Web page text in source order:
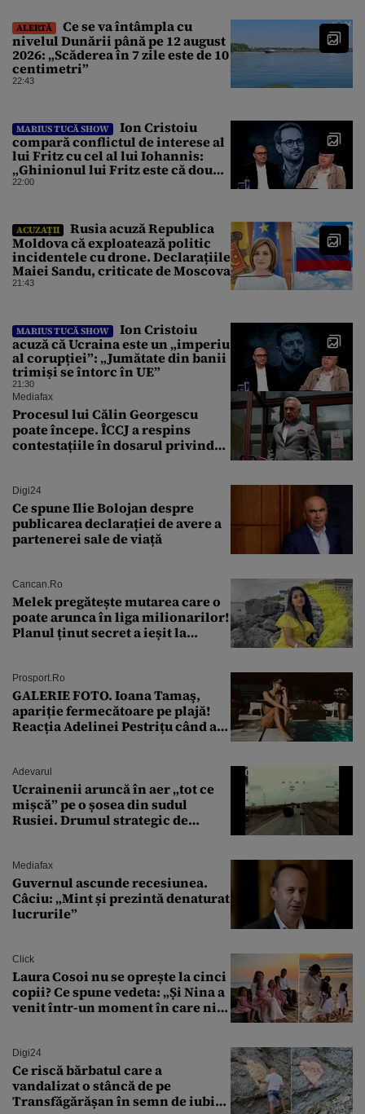
ALERTĂ
Ce se va întâmpla cu
nivelul Dunării până pe 12 august
2026: „Scăderea în 7 zile este de 10
centimetri”
22:43
MARIUS TUCĂ SHOW
Ion Cristoiu
compară conflictul de interese al
lui Fritz cu cel al lui Iohannis:
„Ghinionul lui Fritz este că două
instanțe l-au declarat
22:00
ACUZAȚII
Rusia acuză Republica
Moldova că exploatează politic
incidentele cu drone. Declarațiile
Maiei Sandu, criticate de Moscova
21:43
MARIUS TUCĂ SHOW
Ion Cristoiu
acuză că Ucraina este un „imperiu
al corupției”: „Jumătate din banii
trimiși se întorc în UE”
21:30
Mediafax
Procesul lui Călin Georgescu
poate începe. ÎCCJ a respins
contestațiile în dosarul privind
Digi24
Ce spune Ilie Bolojan despre
publicarea declarației de avere a
partenerei sale de viață
Cancan.ro
Melek pregătește mutarea care o
poate arunca în liga milionarilor!
Planul ținut secret a ieșit la
Prosport.ro
GALERIE FOTO. Ioana Tamaş,
apariție fermecătoare pe plajă!
Reacția Adelinei Pestrițu când a
Adevarul
Ucrainenii aruncă în aer „tot ce
mișcă” pe o șosea din sudul
Rusiei. Drumul strategic de
Mediafax
Guvernul ascunde recesiunea.
Câciu: „Mint și prezintă denaturat
lucrurile”
Click
Laura Cosoi nu se oprește la cinci
copii? Ce spune vedeta: „Și Nina a
venit într-un moment în care nici
Digi24
Ce riscă bărbatul care a
vandalizat o stâncă de pe
Transfăgărășan în semn de iubire